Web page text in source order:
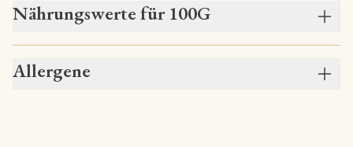
Nährungswerte für 100G
Allergene